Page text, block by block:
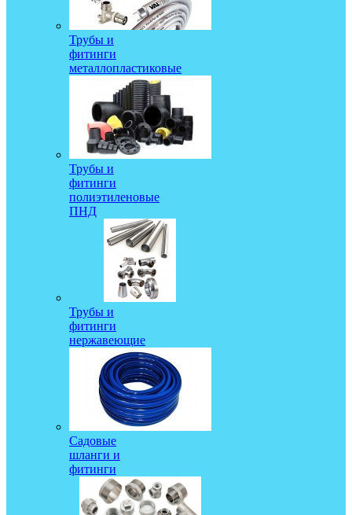
Трубы и
фитинги
металлопластиковые
Трубы и
фитинги
полиэтиленовые
ПНД
Трубы и
фитинги
нержавеющие
Садовые
шланги и
фитинги